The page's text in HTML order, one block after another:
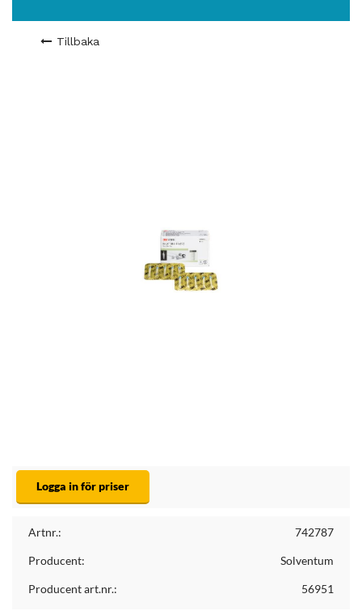
Tillbaka
Logga in för priser
Artnr.: 742787
Producent: Solventum
Producent art.nr.: 56951